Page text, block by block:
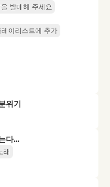
발매해 주세요
레이리스트에 추가
위기
다...
래